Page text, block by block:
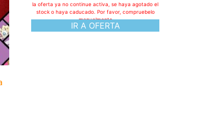
IR A OFERTA
la oferta ya no continue activa, se haya agotado el
stock o haya caducado. Por favor, compruebelo
manualmente